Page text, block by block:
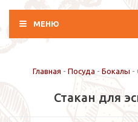
МЕНЮ
Главная - Посуда - Бокалы -
Стакан для